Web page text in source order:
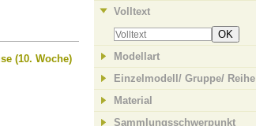
(10. Woche)
Volltext
OK
Modellart
Einzelmodell/ Gruppe/ Reihe
Material
Sammlungsschwerpunkt